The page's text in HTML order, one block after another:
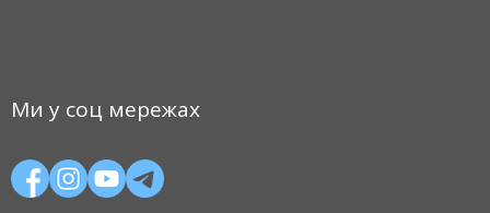
Ми у соц мережах